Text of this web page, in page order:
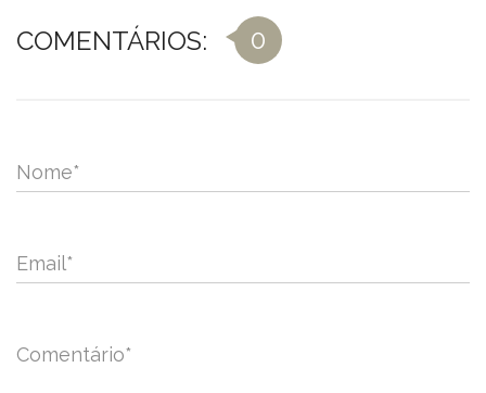
COMENTÁRIOS: 0
Nome*
Email*
Comentário*